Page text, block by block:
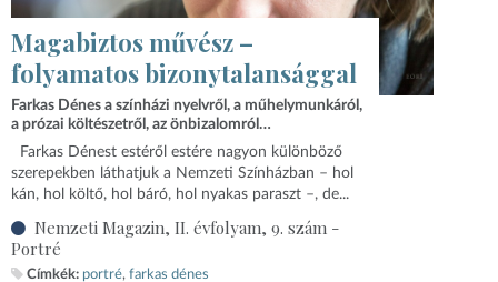
Magabiztos művész –
folyamatos bizonytalansággal
Farkas Dénes a színházi nyelvről, a műhelymunkáról,
a prózai költészetről, az önbizalomról…
Farkas Dénest estéről estére nagyon különböző
szerepekben láthatjuk a Nemzeti Színházban – hol
kán, hol költő, hol báró, hol nyakas paraszt –, de...
Nemzeti Magazin, II. évfolyam, 9. szám -
Portré
Címkék: portré farkas dénes